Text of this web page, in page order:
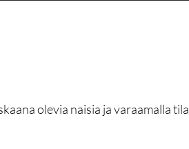
olevia naisia ja varaamalla tila